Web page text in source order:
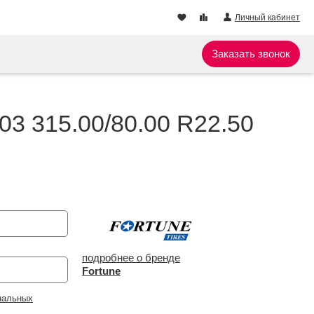
Личный кабинет
Заказать звонок
315.00/80.00 R22.50
подробнее о бренде
Fortune